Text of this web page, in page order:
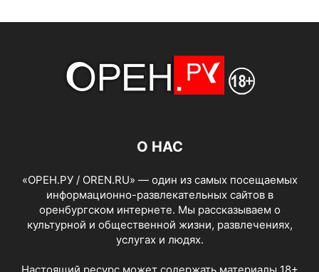
О НАС
«ОРЕН.РУ / OREN.RU» — один из самых посещаемых
информационно-развлекательных сайтов в
оренбургском интернете. Мы рассказываем о
культурной и общественной жизни, развлечениях,
услугах и людях.